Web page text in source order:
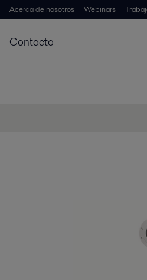
Acerca de nosotros Webinars
Contacto